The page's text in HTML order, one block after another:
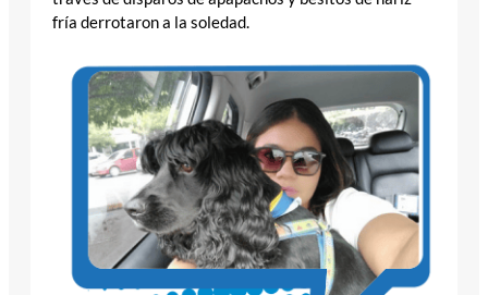
fría derrotaron a la soledad.